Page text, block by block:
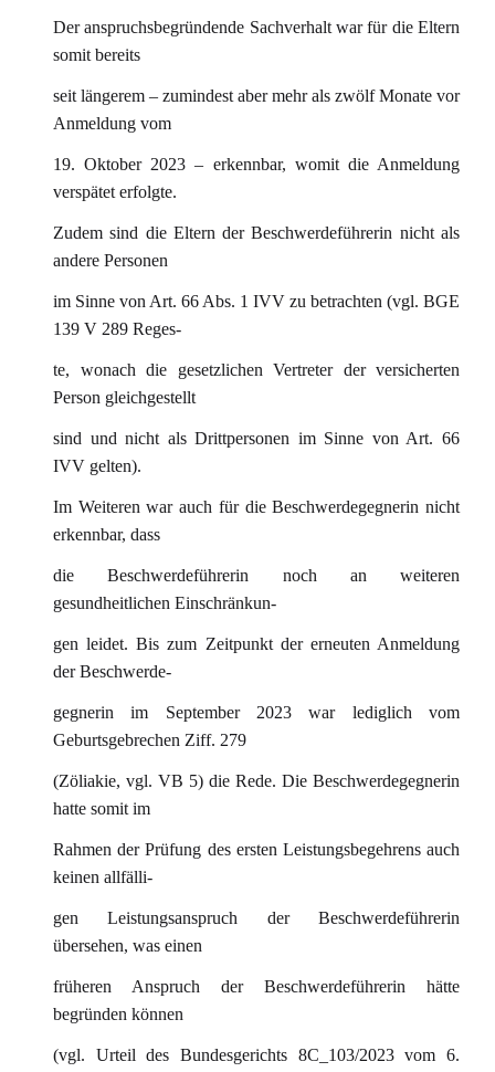
Der anspruchsbegründende Sachverhalt war für die Eltern
somit bereits
seit längerem – zumindest aber mehr als zwölf Monate vor
Anmeldung vom
19. Oktober 2023 – erkennbar, womit die Anmeldung
verspätet erfolgte.
Zudem sind die Eltern der Beschwerdeführerin nicht als
andere Personen
im Sinne von Art. 66 Abs. 1 IVV zu betrachten (vgl. BGE
139 V 289 Reges-
te, wonach die gesetzlichen Vertreter der versicherten
Person gleichgestellt
sind und nicht als Drittpersonen im Sinne von Art. 66
IVV gelten).
Im Weiteren war auch für die Beschwerdegegnerin nicht
erkennbar, dass
die Beschwerdeführerin noch an weiteren
gesundheitlichen Einschränkun-
gen leidet. Bis zum Zeitpunkt der erneuten Anmeldung
der Beschwerde-
gegnerin im September 2023 war lediglich vom
Geburtsgebrechen Ziff. 279
(Zöliakie, vgl. VB 5) die Rede. Die Beschwerdegegnerin
hatte somit im
Rahmen der Prüfung des ersten Leistungsbegehrens auch
keinen allfälli-
gen Leistungsanspruch der Beschwerdeführerin
übersehen, was einen
früheren Anspruch der Beschwerdeführerin hätte
begründen können
(vgl. Urteil des Bundesgerichts 8C_103/2023 vom 6.